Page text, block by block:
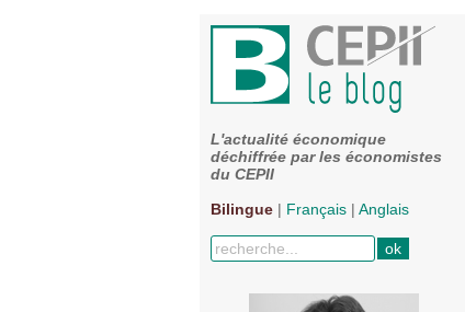
L'actualité économique
déchiffrée par les économistes
du CEPII
Bilingue | Français | Anglais